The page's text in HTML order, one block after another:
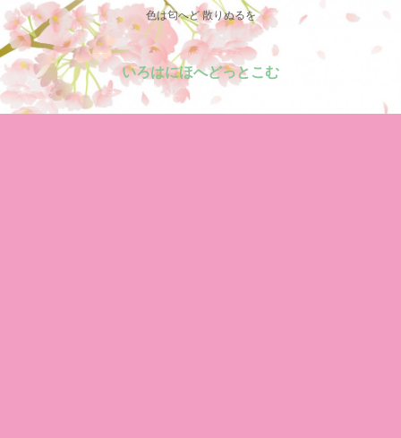
色は匂へど 散りぬるを
いろはにほへどっとこむ